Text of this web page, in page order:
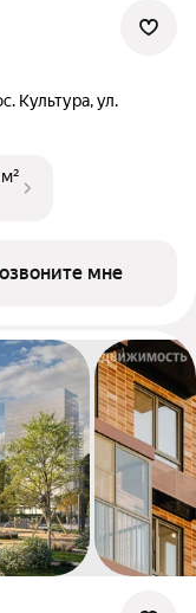
Культура, ул.
мне